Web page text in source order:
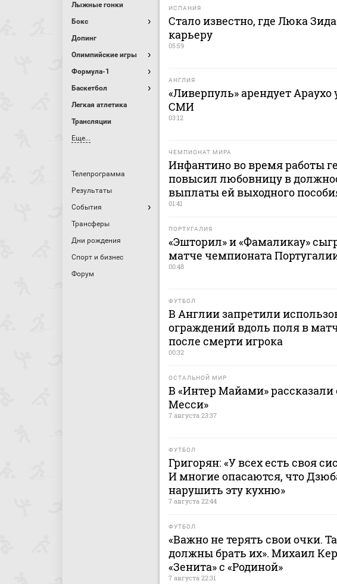
Лыжные гонки
Бокс
Допинг
Олимпийские игры
Формула-1
Баскетбол
Легкая атлетика
Трансляции
Еще...
Телепрограмма
Результаты
События
Трансферы
Дни рождения
Спорт и бизнес
Форум
ИСПАНИЯ
Стало известно, где Люка
карьеру
05:59
АНГЛИЯ
«Ливерпуль» арендует Араухо
СМИ
03:12
ЧЕМПИОНАТ МИРА
Инфантино во время работы
повысил любовницу в
выплаты ей выходного
01:41
ПОРТУГАЛИЯ
«Эшторил» и «Фамаликау»
матче чемпионата
00:48
ФУТБОЛ
В Англии запретили
ограждений вдоль поля в
после смерти игрока
00:32
ОСТАЛЬНОЙ МИР
В «Интер Майами» рассказали
Месси»
7 августа 23:37
ФУТБОЛ
Григорян: «У всех есть своя
И многие опасаются, что
нарушить эту кухню»
7 августа 22:44
ФУТБОЛ
«Важно не терять свои очки.
должны брать их». Михаил
«Зенита» с «Родиной»
7 августа 22:31